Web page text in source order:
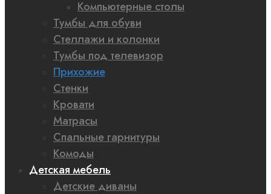
Компьютерные столы
Тумбы для обуви
Стеллажи и колонки
Тумбы под телевизор
Прихожие
Стенки
Кровати
Матрасы
Спальные гарнитуры
Комоды
Детская мебель
Детские диваны